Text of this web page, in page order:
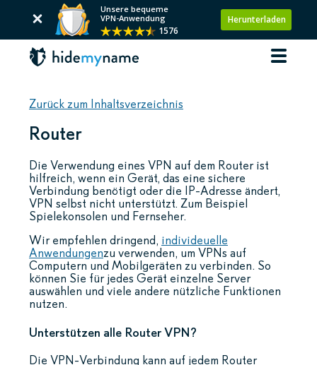
Unsere bequeme
VPN-Anwendung
1576
Herunterladen
Zurück zum Inhaltsverzeichnis
Router
Die Verwendung eines VPN auf dem Router ist
hilfreich, wenn ein Gerät, das eine sichere
Verbindung benötigt oder die IP-Adresse ändert,
VPN selbst nicht unterstützt. Zum Beispiel
Spielekonsolen und Fernseher.
Wir empfehlen dringend, individeuelle
Anwendungenzu verwenden, um VPNs auf
Computern und Mobilgeräten zu verbinden. So
können Sie für jedes Gerät einzelne Server
auswählen und viele andere nützliche Funktionen
nutzen.
Unterstützen alle Router VPN?
Die VPN-Verbindung kann auf jedem Router